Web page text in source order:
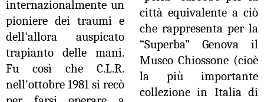
internazionalmente un
pioniere dei traumi e
dell'allora auspicato
trapianto delle mani.
Fu così che C.L.R.
nell'ottobre 1981 si recò
città equivalente a ciò
che rappresenta per la
“Superba” Genova il
Museo Chiossone (cioè
la più importante
collezione in Italia di